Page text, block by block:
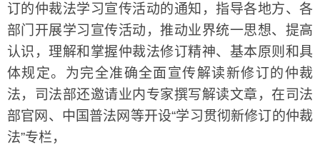
订的仲裁法学习宣传活动的通知，指导各地方、各
部门开展学习宣传活动，推动业界统一思想、提高
认识，理解和掌握仲裁法修订精神、基本原则和具
体规定。为完全准确全面宣传解读新修订的仲裁
法，司法部还邀请业内专家撰写解读文章，在司法
部官网、中国普法网等开设“学习贯彻新修订的仲裁
法”专栏，